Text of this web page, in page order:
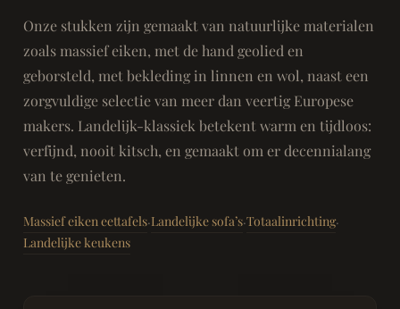
Onze stukken zijn gemaakt van natuurlijke materialen
zoals massief eiken, met de hand geolied en
geborsteld, met bekleding in linnen en wol, naast een
zorgvuldige selectie van meer dan veertig Europese
makers. Landelijk-klassiek betekent warm en tijdloos:
verfijnd, nooit kitsch, en gemaakt om er decennialang
van te genieten.
Massief eiken eettafels·Landelijke sofa’s·Totaalinrichting·
Landelijke keukens